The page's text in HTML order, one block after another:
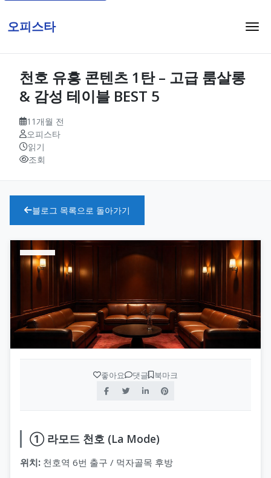
오피스타
천호 유흥 콘텐츠 1탄 – 고급 룸살롱
& 감성 테이블 BEST 5
11개월 전
오피스타
읽기
조회
블로그 목록으로 돌아가기
좋아요 댓글 북마크
① 라모드 천호 (La Mode)
위치: 천호역 6번 출구 / 먹자골목 후방